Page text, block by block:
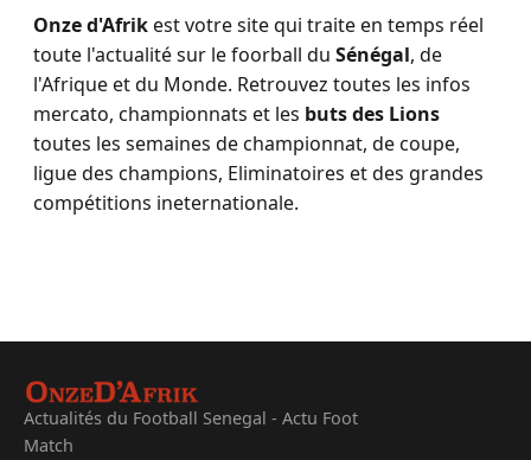
Onze d'Afrikest votre site qui traite en temps réel
toute l'actualité sur le foorball du Sénégal, de
l'Afrique et du Monde. Retrouvez toutes les infos
mercato, championnats et les buts des Lions
toutes les semaines de championnat, de coupe,
ligue des champions, Eliminatoires et des grandes
compétitions ineternationale.
Actualités du Football Senegal - Actu Foot
Match